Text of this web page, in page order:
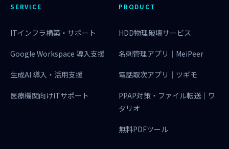
SERVICE
ITインフラ構築・サポート
Google Workspace 導入支援
生成AI 導入・活用支援
医療機関向けITサポート
PRODUCT
HDD物理破壊サービス
名刺管理アプリ｜MeiPeer
電話取次アプリ｜ツギモ
PPAP対策・ファイル転送｜ワ
タリオ
無料PDFツール